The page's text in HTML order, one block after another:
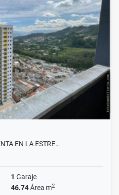
EN LA ESTRE…
1 Garaje
46.74Área m2